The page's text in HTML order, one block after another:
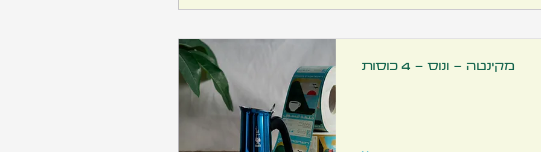
מקינטה - ונוס - 4 כוסות